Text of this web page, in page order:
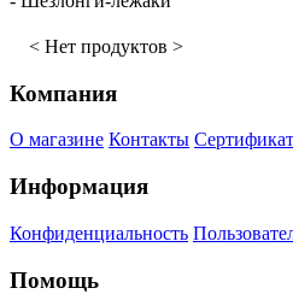
< Нет продуктов >
Компания
О магазине Контакты
Информация
Конфиденциальность
Помощь